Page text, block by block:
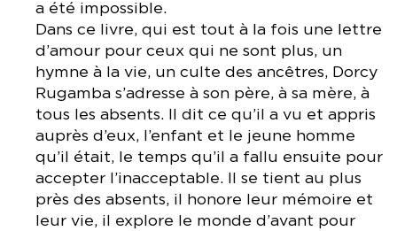
a été impossible.
Dans ce livre, qui est tout à la fois une lettre
d’amour pour ceux qui ne sont plus, un
hymne à la vie, un culte des ancêtres, Dorcy
Rugamba s’adresse à son père, à sa mère, à
tous les absents. Il dit ce qu’il a vu et appris
auprès d’eux, l’enfant et le jeune homme
qu’il était, le temps qu’il a fallu ensuite pour
accepter l’inacceptable. Il se tient au plus
près des absents, il honore leur mémoire et
leur vie, il explore le monde d’avant pour